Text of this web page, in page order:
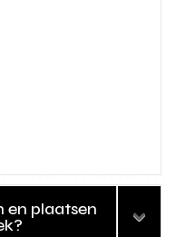
en plaatsen